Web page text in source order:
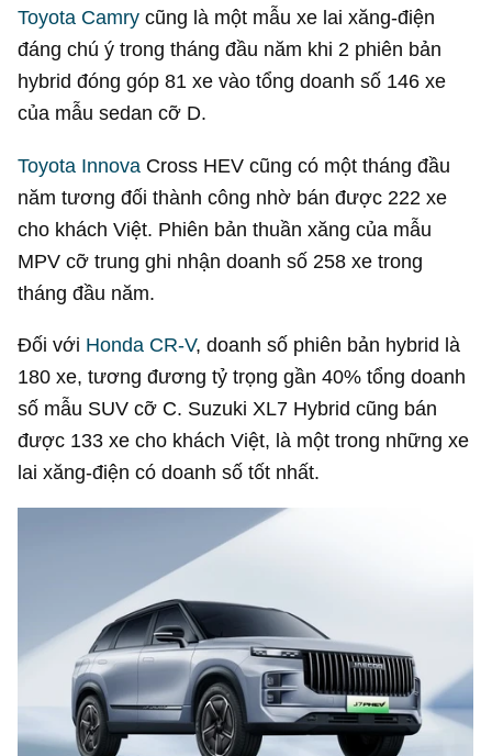
Toyota Camry cũng là một mẫu xe lai xăng-điện
đáng chú ý trong tháng đầu năm khi 2 phiên bản
hybrid đóng góp 81 xe vào tổng doanh số 146 xe
của mẫu sedan cỡ D.
Toyota Innova Cross HEV cũng có một tháng đầu
năm tương đối thành công nhờ bán được 222 xe
cho khách Việt. Phiên bản thuần xăng của mẫu
MPV cỡ trung ghi nhận doanh số 258 xe trong
tháng đầu năm.
Đối với Honda CR-V, doanh số phiên bản hybrid là
180 xe, tương đương tỷ trọng gần 40% tổng doanh
số mẫu SUV cỡ C. Suzuki XL7 Hybrid cũng bán
được 133 xe cho khách Việt, là một trong những xe
lai xăng-điện có doanh số tốt nhất.